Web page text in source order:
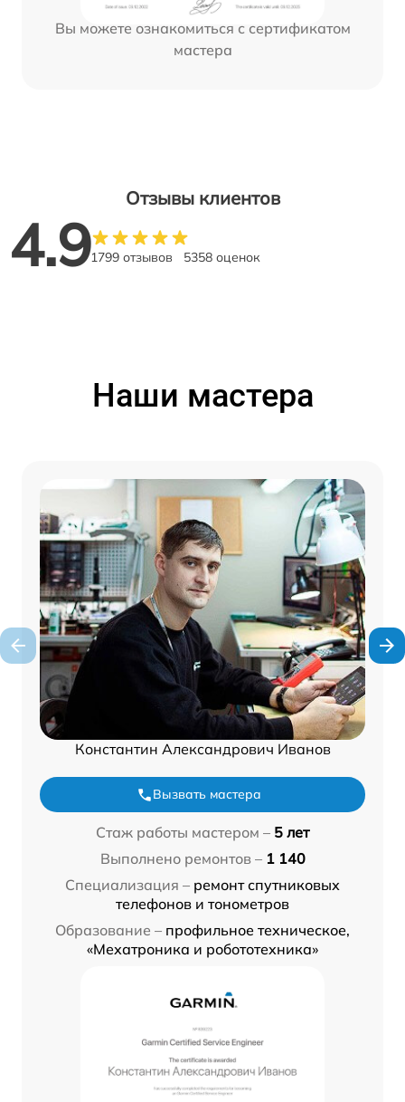
Вы можете ознакомиться с сертификатом
мастера
Отзывы клиентов
4.91799 отзывов 5358 оценок
Наши мастера
Константин Александрович Иванов
Вызвать мастера
Стаж работы мастером – 5 лет
Выполнено ремонтов – 1 140
Специализация – ремонт спутниковых
телефонов и тонометров
Образование – профильное техническое,
«Мехатроника и робототехника»